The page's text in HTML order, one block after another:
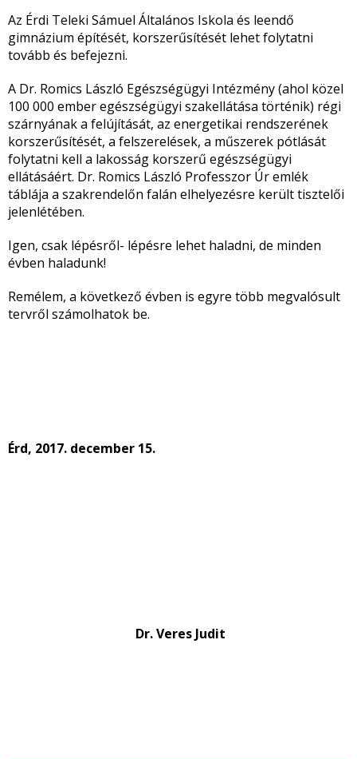
Az Érdi Teleki Sámuel Általános Iskola és leendő
gimnázium építését, korszerűsítését lehet folytatni
tovább és befejezni.
A Dr. Romics László Egészségügyi Intézmény (ahol közel
100 000 ember egészségügyi szakellátása történik) régi
szárnyának a felújítását, az energetikai rendszerének
korszerűsítését, a felszerelések, a műszerek pótlását
folytatni kell a lakosság korszerű egészségügyi
ellátásáért. Dr. Romics László Professzor Úr emlék
táblája a szakrendelőn falán elhelyezésre került tisztelői
jelenlétében.
Igen, csak lépésről- lépésre lehet haladni, de minden
évben haladunk!
Remélem, a következő évben is egyre több megvalósult
tervről számolhatok be.
Érd, 2017. december 15.
Dr. Veres Judit